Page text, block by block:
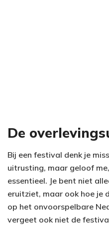
De
Bij een festival denk je
uitrusting, maar geloof
essentieel. Je bent niet
eruitziet, maar ook hoe je
op het onvoorspelbare
vergeet ook niet de